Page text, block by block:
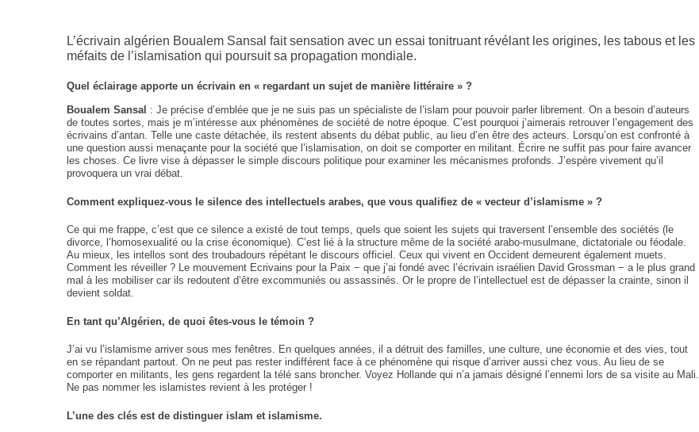
L’écrivain algérien Boualem Sansal fait sensation avec un essai tonitruant révélant les origines, les tabous et les
méfaits de l’islamisation qui poursuit sa propagation mondiale.
Quel éclairage apporte un écrivain en « regardant un sujet de manière littéraire » ?
Boualem Sansal : Je précise d’emblée que je ne suis pas un spécialiste de l’islam pour pouvoir parler librement. On a besoin d’auteurs
de toutes sortes, mais je m’intéresse aux phénomènes de société de notre époque. C’est pourquoi j’aimerais retrouver l’engagement des
écrivains d’antan. Telle une caste détachée, ils restent absents du débat public, au lieu d’en être des acteurs. Lorsqu’on est confronté à
une question aussi menaçante pour la société que l’islamisation, on doit se comporter en militant. Écrire ne suffit pas pour faire avancer
les choses. Ce livre vise à dépasser le simple discours politique pour examiner les mécanismes profonds. J’espère vivement qu’il
provoquera un vrai débat.
Comment expliquez-vous le silence des intellectuels arabes, que vous qualifiez de « vecteur d’islamisme » ?
Ce qui me frappe, c’est que ce silence a existé de tout temps, quels que soient les sujets qui traversent l’ensemble des sociétés (le
divorce, l’homosexualité ou la crise économique). C’est lié à la structure même de la société arabo-musulmane, dictatoriale ou féodale.
Au mieux, les intellos sont des troubadours répétant le discours officiel. Ceux qui vivent en Occident demeurent également muets.
Comment les réveiller ? Le mouvement Ecrivains pour la Paix − que j’ai fondé avec l’écrivain israélien David Grossman − a le plus grand
mal à les mobiliser car ils redoutent d’être excommuniés ou assassinés. Or le propre de l’intellectuel est de dépasser la crainte, sinon il
devient soldat.
En tant qu’Algérien, de quoi êtes-vous le témoin ?
J’ai vu l’islamisme arriver sous mes fenêtres. En quelques années, il a détruit des familles, une culture, une économie et des vies, tout
en se répandant partout. On ne peut pas rester indifférent face à ce phénomène qui risque d’arriver aussi chez vous. Au lieu de se
comporter en militants, les gens regardent la télé sans broncher. Voyez Hollande qui n’a jamais désigné l’ennemi lors de sa visite au Mali.
Ne pas nommer les islamistes revient à les protéger !
L’une des clés est de distinguer islam et islamisme.